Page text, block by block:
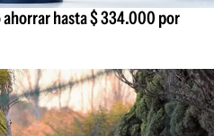
hasta $ 334.000 por